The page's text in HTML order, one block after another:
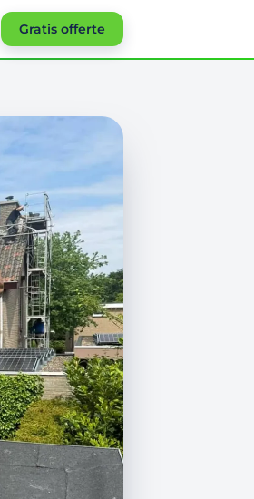
Gratis offerte